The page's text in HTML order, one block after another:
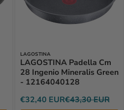
LAGOSTINA
LAGOSTINA Padella Cm
28 Ingenio Mineralis Green
- 12164040128
€32,40 EUR€43,30 EUR